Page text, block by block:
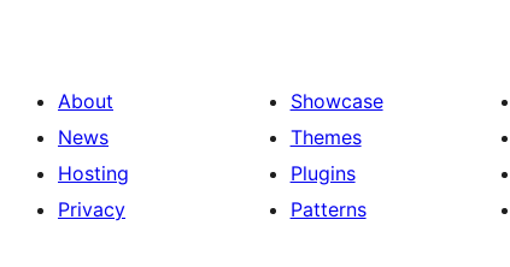
About
News
Hosting
Privacy
Showcase
Themes
Plugins
Patterns